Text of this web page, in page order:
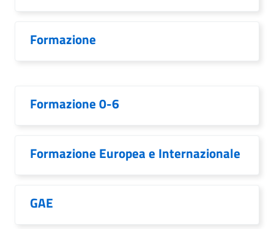
Formazione
Formazione 0-6
Formazione Europea e Internazionale
GAE